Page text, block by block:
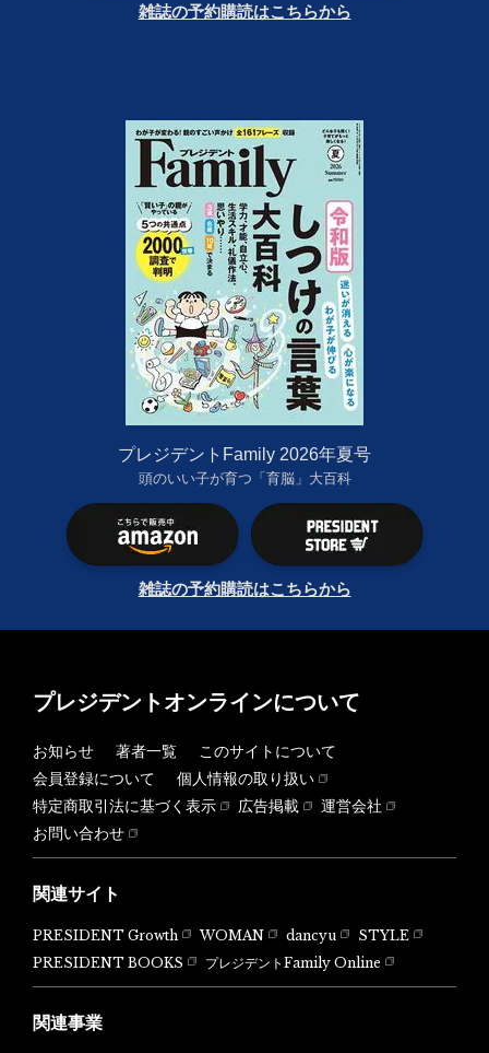
雑誌の予約購読はこちらから
プレジデントFamily 2026年夏号
頭のいい子が育つ「育脳」大百科
雑誌の予約購読はこちらから
プレジデントオンラインについて
お知らせ 著者一覧
このサイトについて
会員登録について
個人情報の取り扱い
特定商取引法に基づく表示
広告掲載
運営会社
お問い合わせ
関連サイト
PRESIDENT Growth WOMAN dancyu
STYLE
PRESIDENT BOOKS
プレジデントFamily Online
関連事業